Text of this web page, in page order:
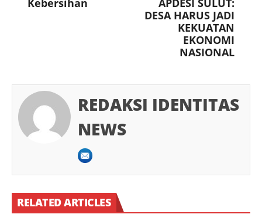
Kebersihan
APDESI SULUT:
DESA HARUS JADI
KEKUATAN
EKONOMI
NASIONAL
REDAKSI IDENTITAS
NEWS
RELATED ARTICLES